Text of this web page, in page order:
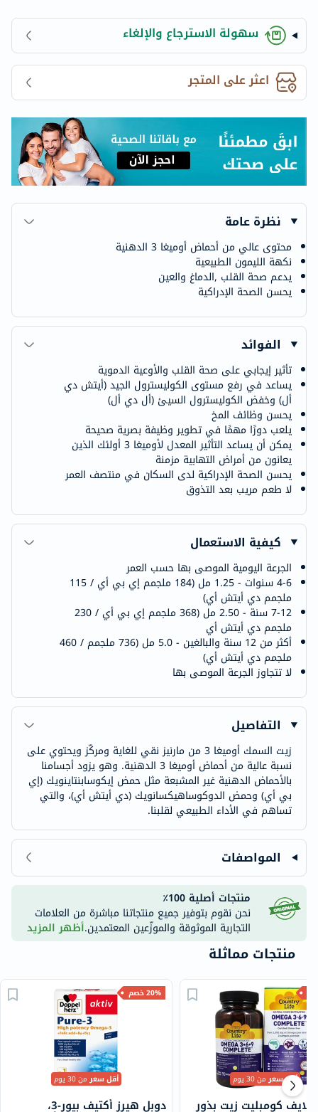
سهولة الاسترجاع والإلغاء
اعثر على المتجر
نظرة عامة
محتوى عالي من أحماض أوميغا 3 الدهنية
نكهة الليمون الطبيعية
يدعم صحة القلب ,الدماغ والعين
يحسن الصحة الإدراكية
الفوائد
تأثير إيجابي على صحة القلب والأوعية الدموية
يساعد في رفع مستوى الكوليسترول الجيد (أيتش دي
أل) وخفض الكوليسترول السيئ (أل دي أل)
يحسن وظائف المخ
يلعب دورًا مهمًا في تطوير وظيفة بصرية صحيحة
يمكن أن يساعد التأثير المعدل لأوميغا 3 أولئك الذين
يعانون من أمراض التهابية مزمنة
يحسن الصحة الإدراكية لدى السكان في منتصف العمر
لا طعم مريب بعد التذوق
كيفية الاستعمال
الجرعة اليومية الموصى بها حسب العمر
4-6 سنوات - 1.25 مل (184 ملجمم إي بي أي / 115
ملجمم دي أيتش أي)
7-12 سنة - 2.50 مل (368 ملجمم إي بي أي / 230
ملجمم دي أيتش أي
أكثر من 12 سنة والبالغين - 5.0 مل (736 ملجمم / 460
ملجمم دي أيتش أي)
لا تتجاوز الجرعة الموصى بها
التفاصيل
زيت السمك أوميغا 3 من مارنيز نقي للغاية ومركّز ويحتوي على
نسبة عالية من أحماض أوميغا 3 الدهنية. وهو يزود أجسامنا
بالأحماض الدهنية غير المشبعة مثل حمض إيكوسابنتاينويك (إي
بي أي) وحمض الدوكوساهيكسانويك (دي أيتش أي)، والتي
تساهم في الأداء الطبيعي لقلبنا.
المواصفات
منتجات أصلية 100٪
نحن نقوم بتوفير جميع منتجاتنا مباشرة من العلامات
التجارية الموثوقة والموزّعين المعتمدين.أظهر المزيد
منتجات مماثلة
20% خصم
أقل سعرمن 30 يوم
دوبل هيرز أكتيف بيور-3،
أقل سعرمن 30 يوم
لايف كومبليت زيت بذور